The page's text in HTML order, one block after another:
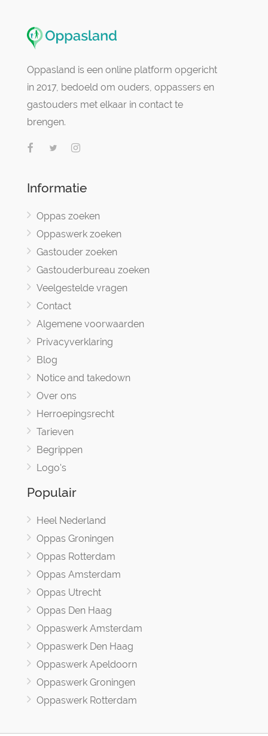
Oppasland is een online platform opgericht
in 2017, bedoeld om ouders, oppassers en
gastouders met elkaar in contact te
brengen.
Informatie
Oppas zoeken
Oppaswerk zoeken
Gastouder zoeken
Gastouderbureau zoeken
Veelgestelde vragen
Contact
Algemene voorwaarden
Privacyverklaring
Blog
Notice and takedown
Over ons
Herroepingsrecht
Tarieven
Begrippen
Logo's
Populair
Heel Nederland
Oppas Groningen
Oppas Rotterdam
Oppas Amsterdam
Oppas Utrecht
Oppas Den Haag
Oppaswerk Amsterdam
Oppaswerk Den Haag
Oppaswerk Apeldoorn
Oppaswerk Groningen
Oppaswerk Rotterdam